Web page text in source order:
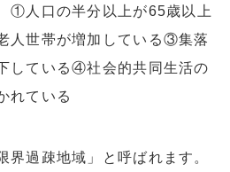
①人口の半分以上が65歳以上
人世帯が増加している③集落
している④社会的共同生活の
れている
界過疎地域」と呼ばれます。